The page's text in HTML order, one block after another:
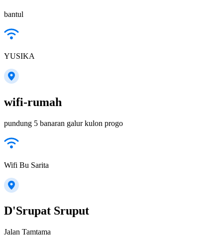
bantul
YUSIKA
wifi-rumah
pundung 5 banaran galur kulon progo
Wifi Bu Sarita
D'Srupat Sruput
Jalan Tamtama